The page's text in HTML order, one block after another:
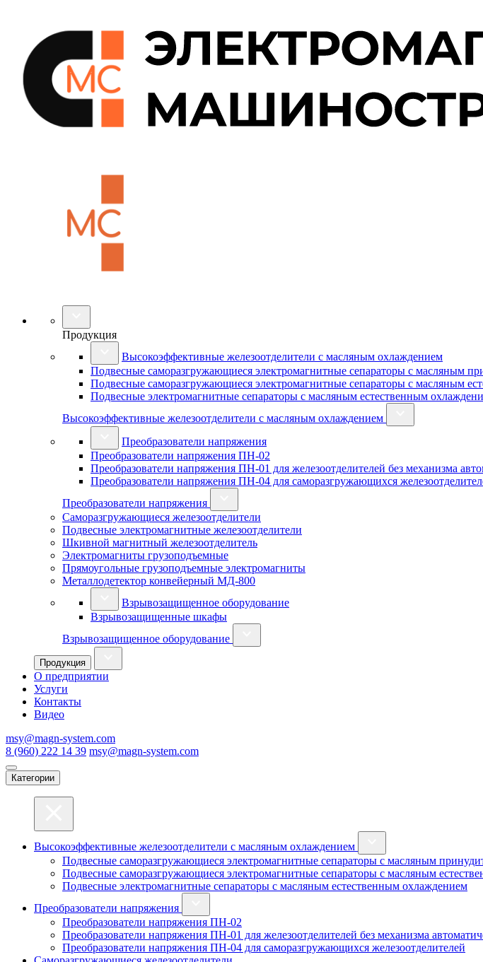
Продукция
Высокоэффективные железоотделители с масляным охлаждением
Подвесные саморазгружающиеся электромагнитные сепараторы с масляным
Подвесные саморазгружающиеся электромагнитные сепараторы с масляным
Подвесные электромагнитные сепараторы с масляным естественным
Высокоэффективные железоотделители с масляным охлаждением
Преобразователи напряжения
Преобразователи напряжения ПН-02
Преобразователи напряжения ПН-01 для железоотделителей без механизма
Преобразователи напряжения ПН-04 для саморазгружающихся
Преобразователи напряжения
Саморазгружающиеся железоотделители
Подвесные электромагнитные железоотделители
Шкивной магнитный железоотделитель
Электромагниты грузоподъемные
Прямоугольные грузоподъемные электромагниты
Металлодетектор конвейерный МД-800
Взрывозащищенное оборудование
Взрывозащищенные шкафы
Взрывозащищенное оборудование
Продукция
О предприятии
Услуги
Контакты
Видео
msy@magn-system.com
8 (960) 222 14 39 msy@magn-system.com
Категории
Высокоэффективные железоотделители с масляным охлаждением
Подвесные саморазгружающиеся электромагнитные сепараторы с масляным
Подвесные саморазгружающиеся электромагнитные сепараторы с масляным
Подвесные электромагнитные сепараторы с масляным естественным охлаждением
Преобразователи напряжения
Преобразователи напряжения ПН-02
Преобразователи напряжения ПН-01 для железоотделителей без механизма
Преобразователи напряжения ПН-04 для саморазгружающихся железоотделителей